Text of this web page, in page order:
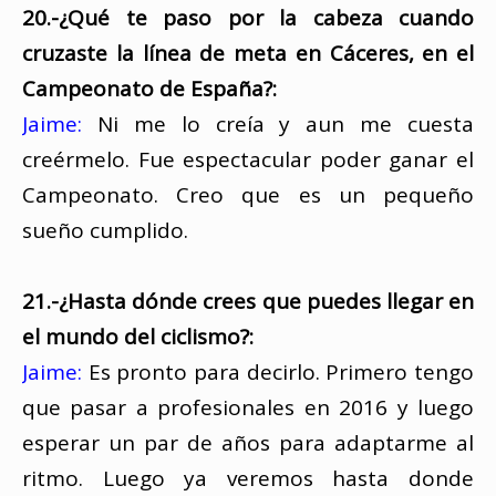
20.-¿Qué te paso por la cabeza cuando
cruzaste la línea de meta en Cáceres, en el
Campeonato de España?:
Jaime: Ni me lo creía y aun me cuesta
creérmelo. Fue espectacular poder ganar el
Campeonato. Creo que es un pequeño
sueño cumplido.
21.-¿Hasta dónde crees que puedes llegar en
el mundo del ciclismo?:
Jaime: Es pronto para decirlo. Primero tengo
que pasar a profesionales en 2016 y luego
esperar un par de años para adaptarme al
ritmo. Luego ya veremos hasta donde